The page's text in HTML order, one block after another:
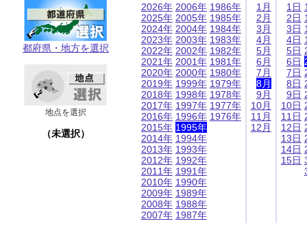
都府県・地方を選択
地点を選択
（未選択）
2026年
2025年
2024年
2023年
2022年
2021年
2020年
2019年
2018年
2017年
2016年
2015年
2014年
2013年
2012年
2011年
2010年
2009年
2008年
2007年
2006年
2005年
2004年
2003年
2002年
2001年
2000年
1999年
1998年
1997年
1996年
1995年
1994年
1993年
1992年
1991年
1990年
1989年
1988年
1987年
1986年
1985年
1984年
1983年
1982年
1981年
1980年
1979年
1978年
1977年
1976年
1月
2月
3月
4月
5月
6月
7月
8月
9月
10月
11月
12月
1日
2日
3日
4日
5日
6日
7日
8日
9日
10日
11日
12日
13日
14日
15日